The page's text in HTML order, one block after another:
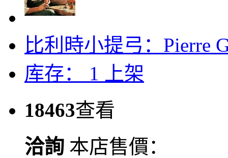
比利時小提弓：Pierre
库存： 1
上架
18463查看
洽詢 本店售價：